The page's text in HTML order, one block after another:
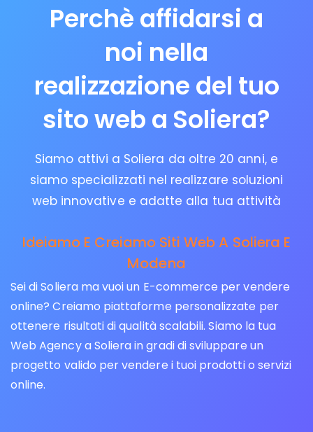
Perchè affidarsi a
noi nella
realizzazione del tuo
sito web a Soliera?
Siamo attivi a Soliera da oltre 20 anni, e
siamo specializzati nel realizzare soluzioni
web innovative e adatte alla tua attività
Ideiamo E Creiamo Siti Web A Soliera E
Modena
Sei di Soliera ma vuoi un E-commerce per vendere
online? Creiamo piattaforme personalizzate per
ottenere risultati di qualità scalabili. Siamo la tua
Web Agency a Soliera in gradi di sviluppare un
progetto valido per vendere i tuoi prodotti o servizi
online.